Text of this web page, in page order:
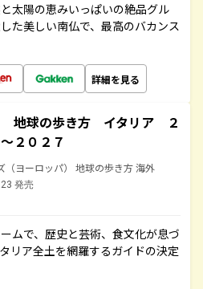
太陽の恵みいっぱいの絶品グル
た美しい南仏で、最高のバカンス
詳細を見る
地球の歩き方 イタリア ２
２０２７
（ヨーロッパ） 地球の歩き方 海外
発売
ムで、歴史と芸術、食文化が息づ
リア全土を網羅するガイドの決定